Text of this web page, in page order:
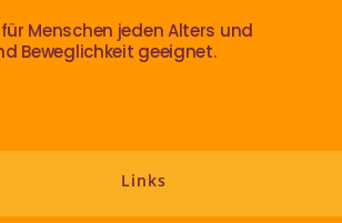
Menschen jeden Alters und
Beweglichkeit geeignet.
Links